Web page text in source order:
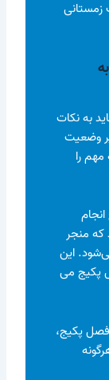
زمستانی
به نکات
وضعیت
مهم را
که منجر
این
پکیج می
فصل پکیج،